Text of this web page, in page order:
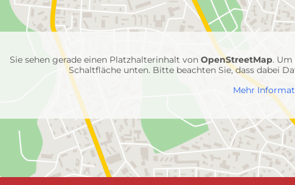
Feuerwehr-
Einheiten
Sie sehen gerade einen Platzhalterinhalt vonOpenStreetMap. Um
Schaltfläche unten. Bitte beachten Sie, dass dabei
Mehr